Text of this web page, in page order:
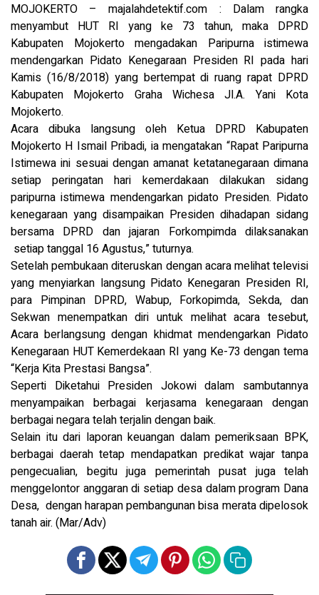
MOJOKERTO – majalahdetektif.com : Dalam rangka
menyambut HUT RI yang ke 73 tahun, maka DPRD
Kabupaten Mojokerto mengadakan Paripurna istimewa
mendengarkan Pidato Kenegaraan Presiden RI pada hari
Kamis (16/8/2018) yang bertempat di ruang rapat DPRD
Kabupaten Mojokerto Graha Wichesa Jl.A. Yani Kota
Mojokerto.
Acara dibuka langsung oleh Ketua DPRD Kabupaten
Mojokerto H Ismail Pribadi, ia mengatakan “Rapat Paripurna
Istimewa ini sesuai dengan amanat ketatanegaraan dimana
setiap peringatan hari kemerdakaan dilakukan sidang
paripurna istimewa mendengarkan pidato Presiden. Pidato
kenegaraan yang disampaikan Presiden dihadapan sidang
bersama DPRD dan jajaran Forkompimda dilaksanakan
setiap tanggal 16 Agustus,” tuturnya.
Setelah pembukaan diteruskan dengan acara melihat televisi
yang menyiarkan langsung Pidato Kenegaran Presiden RI,
para Pimpinan DPRD, Wabup, Forkopimda, Sekda, dan
Sekwan menempatkan diri untuk melihat acara tesebut,
Acara berlangsung dengan khidmat mendengarkan Pidato
Kenegaraan HUT Kemerdekaan RI yang Ke-73 dengan tema
“Kerja Kita Prestasi Bangsa”.
Seperti Diketahui Presiden Jokowi dalam sambutannya
menyampaikan berbagai kerjasama kenegaraan dengan
berbagai negara telah terjalin dengan baik.
Selain itu dari laporan keuangan dalam pemeriksaan BPK,
berbagai daerah tetap mendapatkan predikat wajar tanpa
pengecualian, begitu juga pemerintah pusat juga telah
menggelontor anggaran di setiap desa dalam program Dana
Desa, dengan harapan pembangunan bisa merata dipelosok
tanah air. (Mar/Adv)